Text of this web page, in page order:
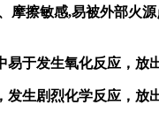
擦敏感,易被外部火
于发生氧化反应，放
生剧烈化学反应，